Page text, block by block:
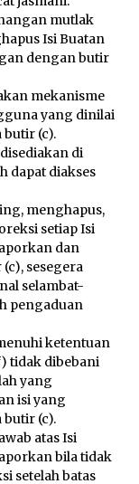
mutlak
Isi Buatan
dengan butir
mekanisme
yang dinilai
(c).
di
dapat diakses
menghapus,
setiap Isi
dan
sesegera
selambat-
pengaduan
ketentuan
tidak dibebani
yang
isi yang
(c).
atas Isi
bila tidak
setelah batas